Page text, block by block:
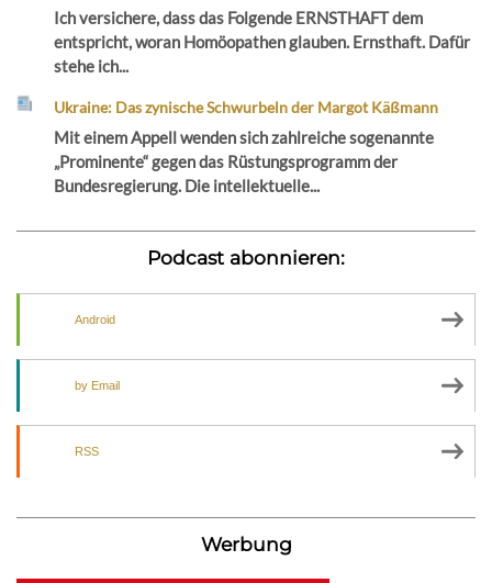
Ich versichere, dass das Folgende ERNSTHAFT dem
entspricht, woran Homöopathen glauben. Ernsthaft. Dafür
stehe ich...
Ukraine: Das zynische Schwurbeln der Margot Käßmann
Mit einem Appell wenden sich zahlreiche sogenannte
„Prominente“ gegen das Rüstungsprogramm der
Bundesregierung. Die intellektuelle...
Podcast abonnieren:
Android
by Email
RSS
Werbung